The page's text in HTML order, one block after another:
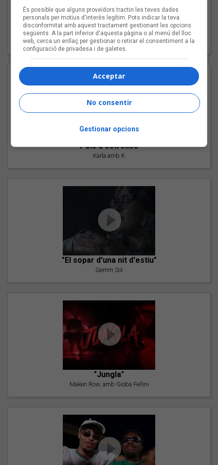
"Les cabres"
94 Rules amb Compte
"Pols d'estrelles"
Karla amb K
"El sopar d'una nit d'estiu"
Gemm Sol
"Jungla"
Maken Row, amb Gioba Fellini
És possible que alguns proveïdors tractin les teves dades
personals per motius d'interès legítim. Pots indicar la teva
disconformitat amb aquest tractament gestionant les opcions
següents. A la part inferior d'aquesta pàgina o al menú del lloc
web, cerca un enllaç per gestionar o retirar el consentiment a la
configuració de privadesa i de galetes.
Acceptar
No consentir
Gestionar opcions